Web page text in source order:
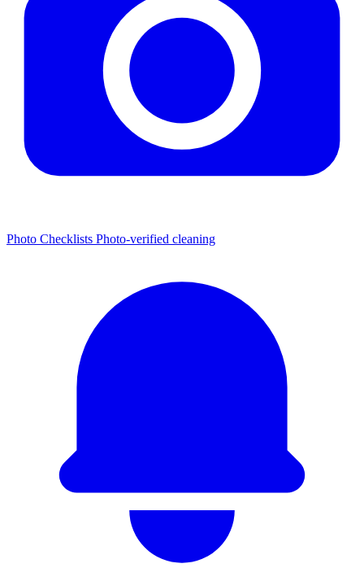
Photo Checklists Photo-verified cleaning